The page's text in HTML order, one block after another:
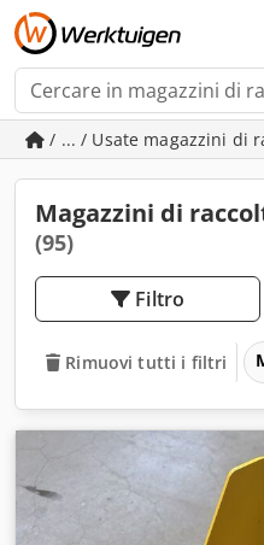
/ ... / Usate magazzini di
Magazzini di
(95)
Filtro
Rimuovi tutti i filtri